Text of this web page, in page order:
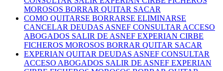
MOROSOS BORRAR QUITAR SACAR
COMO QUITARSE BORRARSE ELIMINARSE
CANCELAR DEUDAS ASNEF CONSULTAR ACCESO
ABOGADOS SALIR DE ASNEF EXPERIAN CIRBE
FICHEROS MOROSOS BORRAR QUITAR SACAR
EXPERIAN QUITAR DEUDAS ASNEF CONSULTAR
ACCESO ABOGADOS SALIR DE ASNEF EXPERIAN